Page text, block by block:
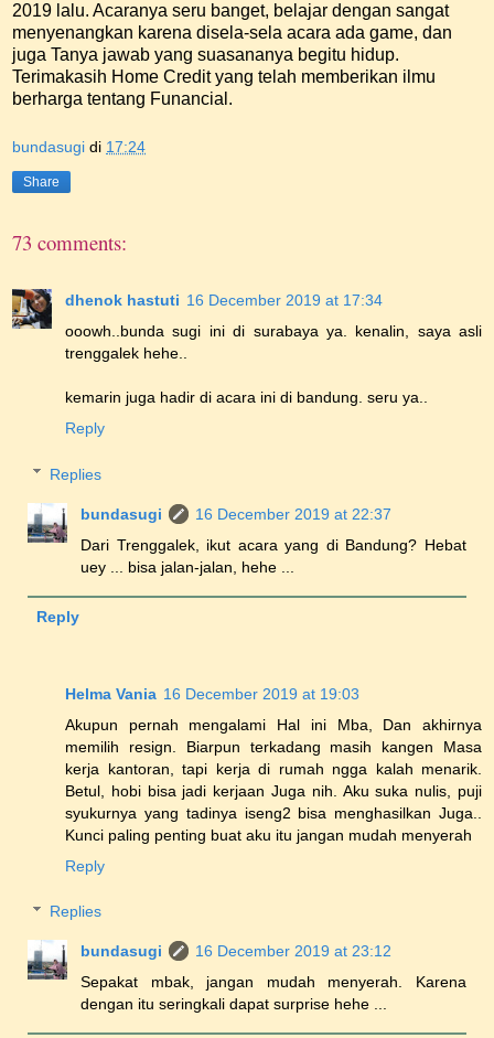
2019 lalu. Acaranya seru banget, belajar dengan sangat
menyenangkan karena disela-sela acara ada game, dan
juga Tanya jawab yang suasananya begitu hidup.
Terimakasih Home Credit yang telah memberikan ilmu
berharga tentang Funancial.
bundasugi di 17:24
Share
73 comments:
dhenok hastuti 16 December 2019 at 17:34
ooowh..bunda sugi ini di surabaya ya. kenalin, saya asli
trenggalek hehe..
kemarin juga hadir di acara ini di bandung. seru ya..
Reply
Replies
bundasugi
16 December 2019 at 22:37
Dari Trenggalek, ikut acara yang di Bandung? Hebat
uey ... bisa jalan-jalan, hehe ...
Reply
Helma Vania 16 December 2019 at 19:03
Akupun pernah mengalami Hal ini Mba, Dan akhirnya
memilih resign. Biarpun terkadang masih kangen Masa
kerja kantoran, tapi kerja di rumah ngga kalah menarik.
Betul, hobi bisa jadi kerjaan Juga nih. Aku suka nulis, puji
syukurnya yang tadinya iseng2 bisa menghasilkan Juga..
Kunci paling penting buat aku itu jangan mudah menyerah
Reply
Replies
bundasugi
16 December 2019 at 23:12
Sepakat mbak, jangan mudah menyerah. Karena
dengan itu seringkali dapat surprise hehe ...